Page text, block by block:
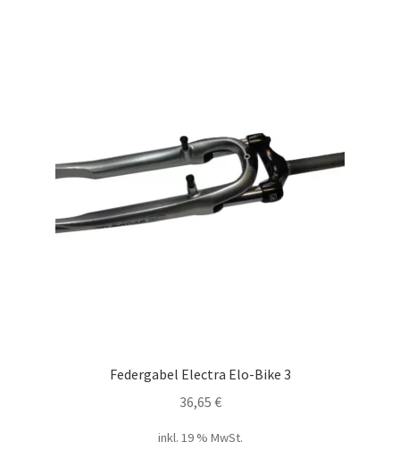
Federgabel Electra Elo-Bike 3
36,65 €
inkl. 19 % MwSt.